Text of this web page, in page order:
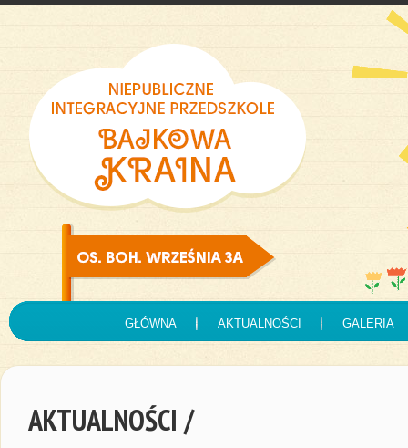
GŁÓWNA AKTUALNOŚCI GALERIA
AKTUALNOŚCI /